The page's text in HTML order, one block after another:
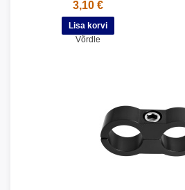
3,10 €
Võrdle